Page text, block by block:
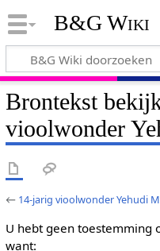
B&G Wiki
Brontekst
vioolwonder
← 14-jarig vioolwonder Yehudi
U hebt geen toestemming
want: